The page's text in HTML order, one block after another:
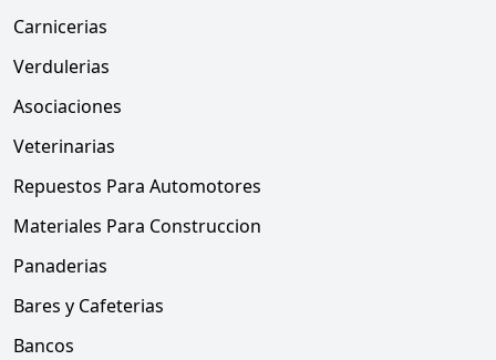
Carnicerias
Verdulerias
Asociaciones
Veterinarias
Repuestos Para Automotores
Materiales Para Construccion
Panaderias
Bares y Cafeterias
Bancos